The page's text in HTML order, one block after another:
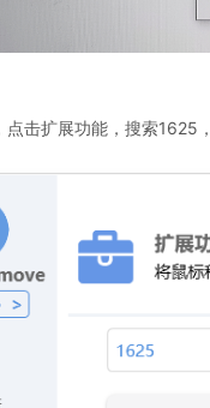
击扩展功能，搜索1625